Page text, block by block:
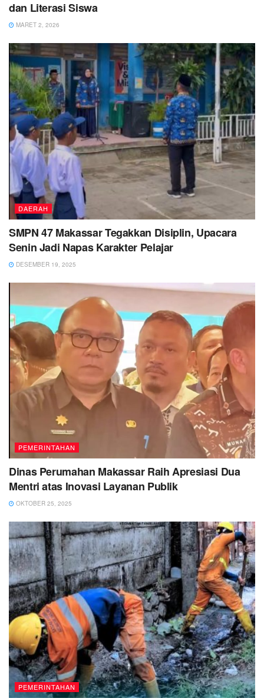
dan Literasi Siswa
MARET 2, 2026
DAERAH
SMPN 47 Makassar Tegakkan Disiplin, Upacara
Senin Jadi Napas Karakter Pelajar
DESEMBER 19, 2025
PEMERINTAHAN
Dinas Perumahan Makassar Raih Apresiasi Dua
Mentri atas Inovasi Layanan Publik
OKTOBER 25, 2025
PEMERINTAHAN